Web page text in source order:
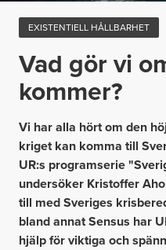
EXISTENTIELL HÅLLBARHET
Vad gör vi
kommer?
Vi har alla hört om den
kriget kan komma till
UR:s programserie
undersöker Kristoffer
till med Sveriges
bland annat Sensus har
hjälp för viktiga och